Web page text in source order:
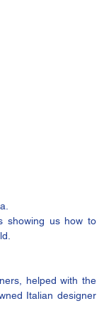
showing us how to
helped with the
Italian designer